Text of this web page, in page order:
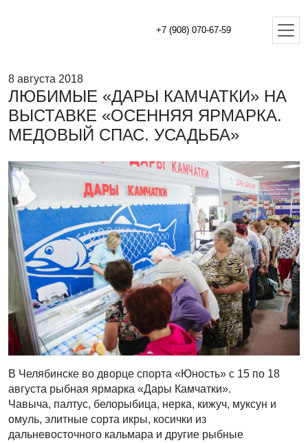
+7 (908) 070-67-59
8 августа 2018
ЛЮБИМЫЕ «ДАРЫ КАМЧАТКИ» НА
ВЫСТАВКЕ «ОСЕННЯЯ ЯРМАРКА.
МЕДОВЫЙ СПАС. УСАДЬБА»
В Челябинске во дворце спорта «Юность» с 15 по 18
августа рыбная ярмарка «Дары Камчатки».
Чавыча, палтус, белорыбица, нерка, кижуч, муксун и
омуль, элитные сорта икры, косички из
дальневосточного кальмара и другие рыбные